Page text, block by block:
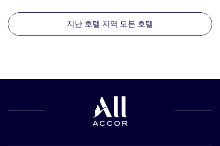
지난 호텔 지역 모든 호텔